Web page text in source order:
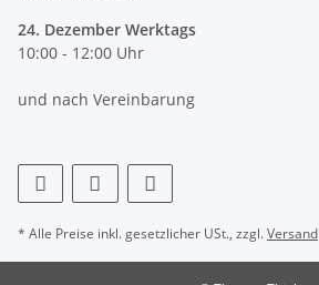
24. Dezember Werktags
10:00 - 12:00 Uhr
und nach Vereinbarung
* Alle Preise inkl. gesetzlicher USt., zzgl.Versand